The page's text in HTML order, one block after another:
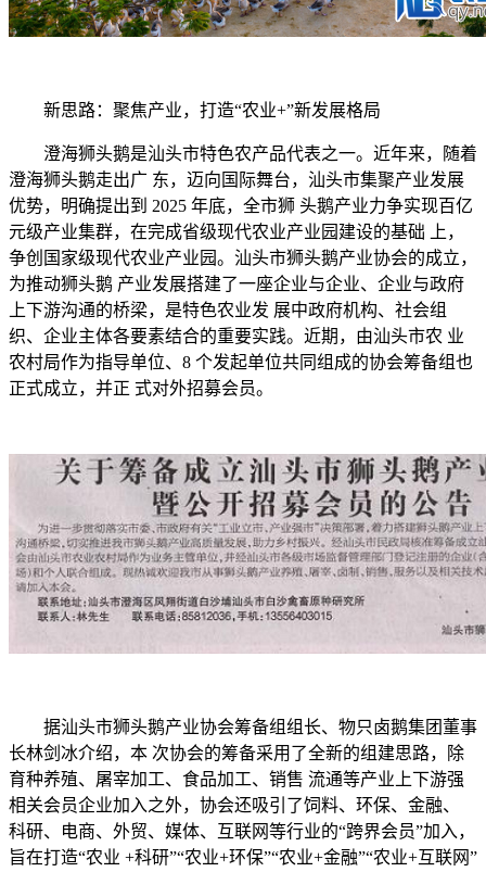
新思路：聚焦产业，打造“农业+”新发展格局
澄海狮头鹅是汕头市特色农产品代表之一。近年来，随着
澄海狮头鹅走出广 东，迈向国际舞台，汕头市集聚产业发展
优势，明确提出到 2025 年底，全市狮 头鹅产业力争实现百亿
元级产业集群，在完成省级现代农业产业园建设的基础 上，
争创国家级现代农业产业园。汕头市狮头鹅产业协会的成立，
为推动狮头鹅 产业发展搭建了一座企业与企业、企业与政府
上下游沟通的桥梁，是特色农业发 展中政府机构、社会组
织、企业主体各要素结合的重要实践。近期，由汕头市农 业
农村局作为指导单位、8 个发起单位共同组成的协会筹备组也
正式成立，并正 式对外招募会员。
据汕头市狮头鹅产业协会筹备组组长、物只卤鹅集团董事
长林剑冰介绍，本 次协会的筹备采用了全新的组建思路，除
育种养殖、屠宰加工、食品加工、销售 流通等产业上下游强
相关会员企业加入之外，协会还吸引了饲料、环保、金融、
科研、电商、外贸、媒体、互联网等行业的“跨界会员”加入，
旨在打造“农业 +科研”“农业+环保”“农业+金融”“农业+互联网”